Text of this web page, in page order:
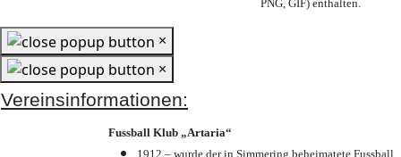
PNG, GIF) enthalten.
×
×
Vereinsinformationen:
Fussball Klub „Artaria“
1912 – wurde der in Simmering beheimatete Fussball